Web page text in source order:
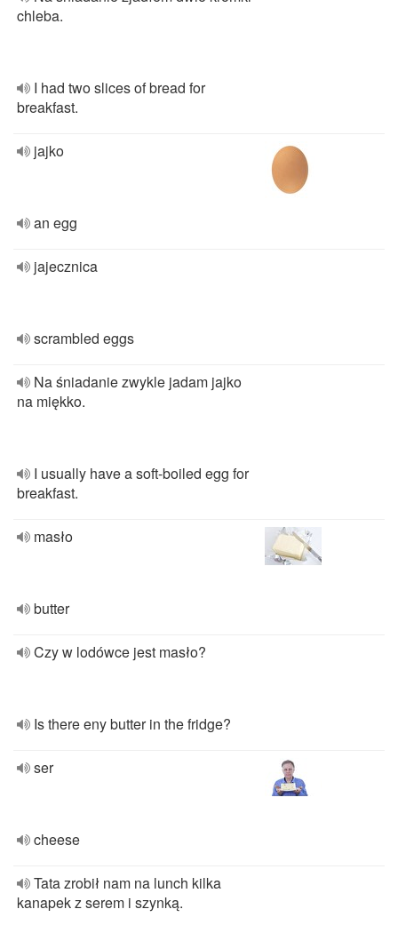
chleba.
I had two slices of bread for
breakfast.
jajko
an egg
jajecznica
scrambled eggs
Na śniadanie zwykle jadam jajko
na miękko.
I usually have a soft-boiled egg for
breakfast.
masło
butter
Czy w lodówce jest masło?
Is there eny butter in the fridge?
ser
cheese
Tata zrobił nam na lunch kilka
kanapek z serem i szynką.